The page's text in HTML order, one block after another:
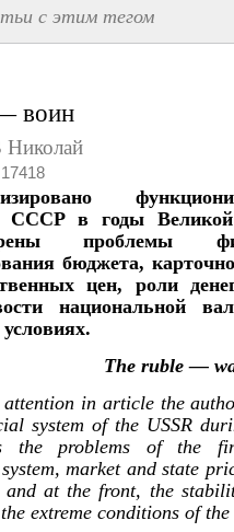
с этим тегом
воин
17418
СССР в годы Великой
проблемы
бюджета,
цен, роли
национальной
The ruble —
attention in article the
system of the USSR
the problems of the
market and state
and at the front, the
extreme conditions of